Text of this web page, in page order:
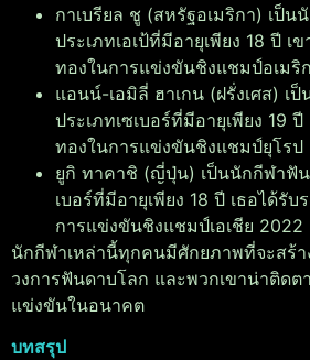
กาเบรียล ชู (สหรัฐอเมริกา) เป็
ประเภทเอเป้ที่มีอายุเพียง 18 ปี เ
ทองในการแข่งขันชิงแชมป์อเมริ
แอนน์-เอมิลี่ ฮาเกน (ฝรั่งเศส) เ
ประเภทเซเบอร์ที่มีอายุเพียง 19
ทองในการแข่งขันชิงแชมป์ยุโรป
ยูกิ ทาคาชิ (ญี่ปุ่น) เป็นนักกีฬาฟั
เบอร์ที่มีอายุเพียง 18 ปี เธอได้รั
การแข่งขันชิงแชมป์เอเชีย 2022
นักกีฬาเหล่านี้ทุกคนมีศักยภาพที่จะสร้า
วงการฟันดาบโลก และพวกเขาน่าติดต
แข่งขันในอนาคต
บทสรุป